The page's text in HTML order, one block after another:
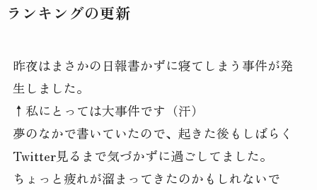
ランキングの更新
昨夜はまさかの日報書かずに寝てしまう事件が発
生しました。
↑私にとっては大事件です（汗）
夢のなかで書いていたので、起きた後もしばらく
Twitter見るまで気づかずに過ごしてました。
ちょっと疲れが溜まってきたのかもしれないで